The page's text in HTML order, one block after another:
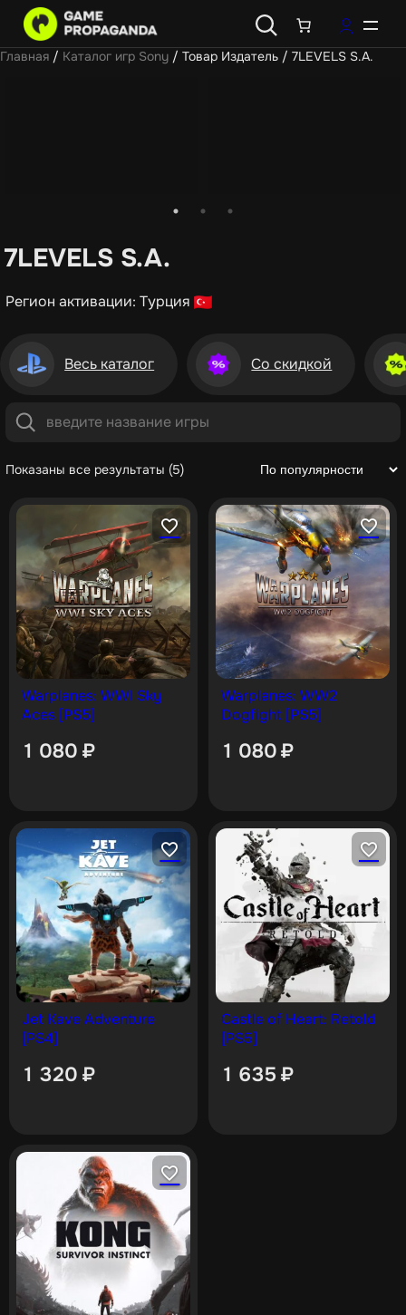
Главная / Каталог игр Sony / Товар Издатель / 7LEVELS S.A.
7LEVELS S.A.
Регион активации: Турция
Весь каталог Со скидкой
Показаны все результаты (5)
Warplanes: WWI Sky
Aces [PS5]
1 080 ₽
Warplanes: WW2
Dogfight [PS5]
1 080₽
Jet Kave Adventure
[PS4]
1 320 ₽
Castle of Heart: Retold
[PS5]
1 635 ₽